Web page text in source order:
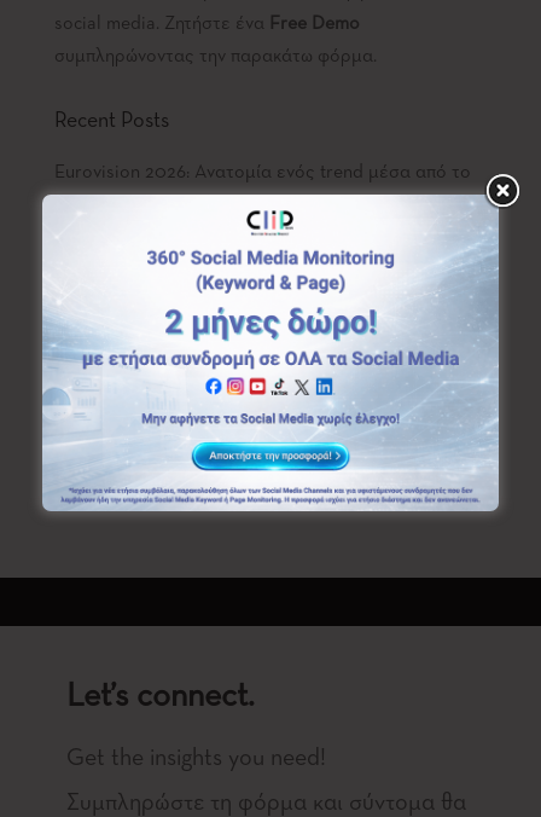
social media. Ζητήστε ένα Free Demo
συμπληρώνοντας την παρακάτω φόρμα.
Recent Posts
Eurovision 2026: Ανατομία ενός trend μέσα από το
Metallica στην Αθήνα: Ανατομία ενός trend μέσα από
το Social Listening
Ο Chuck Norris δεν «φεύγει»: Πώς 8.000+ mentions
έγιναν digital legacy
Let’s connect.
Get the insights you need!
Συμπληρώστε τη φόρμα και σύντομα θα